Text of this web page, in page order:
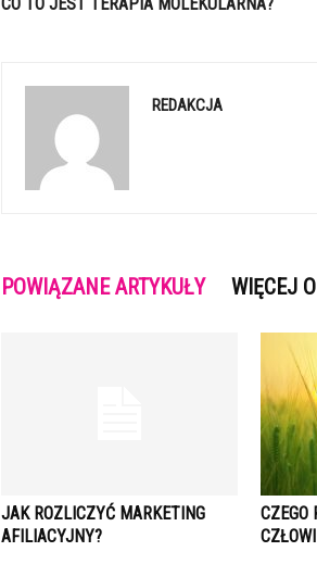
REDAKCJA
POWIĄZANE ARTYKUŁY WIĘCEJ
JAK ROZLICZYĆ MARKETING
AFILIACYJNY?
CZEGO